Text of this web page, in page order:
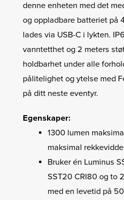
denne enheten med det
og oppladbare batteriet på
lades via USB-C i lykten.
vanntetthet og 2 meters
holdbarhet under alle
pålitelighet og ytelse med
på ditt neste eventyr.
Egenskaper:
1300 lumen
maksimal
Bruker én Luminus
SST20 CRI80 og to
med en levetid på